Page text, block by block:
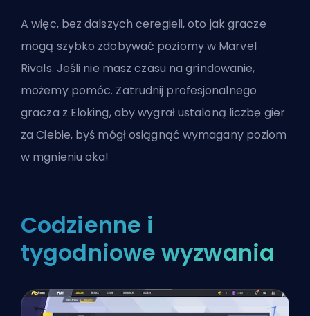
A więc, bez dalszych ceregieli, oto jak gracze
mogą szybko zdobywać poziomy w Marvel
Rivals. Jeśli nie masz czasu na grindowanie,
możemy pomóc. Zatrudnij profesjonalnego
gracza z Eloking, aby wygrał ustaloną liczbę gier
za Ciebie, byś mógł osiągnąć wymagany poziom
w mgnieniu oka!
Codzienne i
tygodniowe wyzwania